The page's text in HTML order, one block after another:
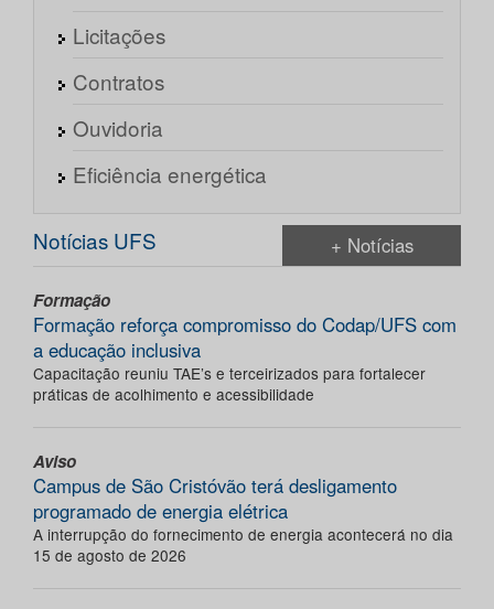
Licitações
Contratos
Ouvidoria
Eficiência energética
Notícias UFS + Notícias
Formação
Formação reforça compromisso do Codap/UFS com
a educação inclusiva
Capacitação reuniu TAE’s e terceirizados para fortalecer
práticas de acolhimento e acessibilidade
Aviso
Campus de São Cristóvão terá desligamento
programado de energia elétrica
A interrupção do fornecimento de energia acontecerá no dia
15 de agosto de 2026